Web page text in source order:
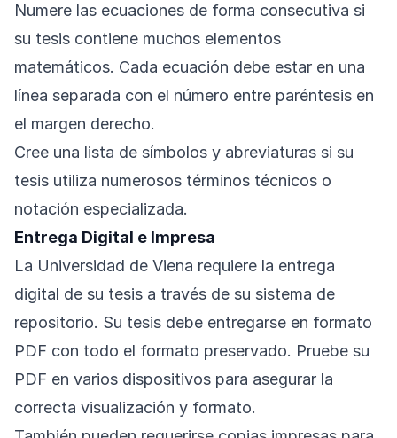
Numere las ecuaciones de forma consecutiva si
su tesis contiene muchos elementos
matemáticos. Cada ecuación debe estar en una
línea separada con el número entre paréntesis en
el margen derecho.
Cree una lista de símbolos y abreviaturas si su
tesis utiliza numerosos términos técnicos o
notación especializada.
Entrega Digital e Impresa
La Universidad de Viena requiere la entrega
digital de su tesis a través de su sistema de
repositorio. Su tesis debe entregarse en formato
PDF con todo el formato preservado. Pruebe su
PDF en varios dispositivos para asegurar la
correcta visualización y formato.